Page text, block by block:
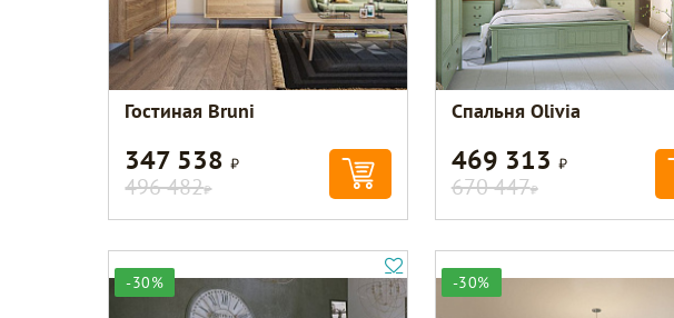
Гостиная Bruni
347 538Р
496 482Р
Спальня Olivia
469 313 Р
670 447Р
-30% -30%